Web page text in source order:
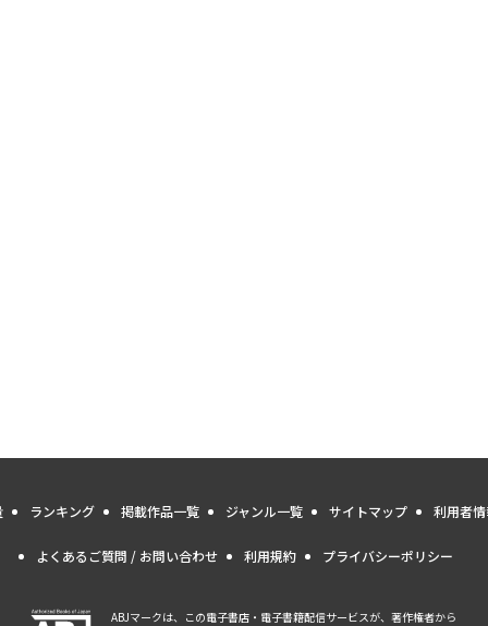
ランキング 掲載作品一覧 ジャンル一覧 サイトマップ 利用者
よくあるご質問 / お問い合わせ 利用規約 プライバシーポリシー
ABJマークは、この電子書店・電子書籍配信サービスが、著作権者から